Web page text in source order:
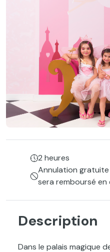
2 heures
Annulation gratuite
sera remboursé en
Description
Dans le palais magique